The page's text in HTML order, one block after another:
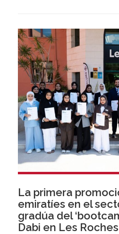
La primera
emiratíes en el
gradúa del
Dabi en Les